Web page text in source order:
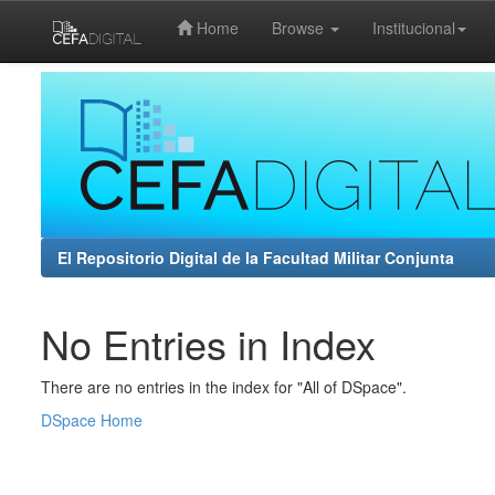
Home Browse Institucional
El Repositorio Digital de la Facultad Militar Conjunta
No Entries in Index
There are no entries in the index for "All of DSpace".
DSpace Home